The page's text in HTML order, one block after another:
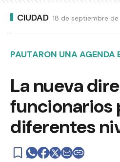
CIUDAD 18 de septiembre
PAUTARON UNA AGENDA
La nueva
funcionarios
diferentes